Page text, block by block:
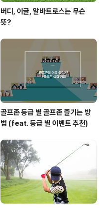
버디, 이글, 알바트로스는 무슨
뜻?
골프존 등급 별 골프존 즐기는 방
법 (feat. 등급 별 이벤트 추천)